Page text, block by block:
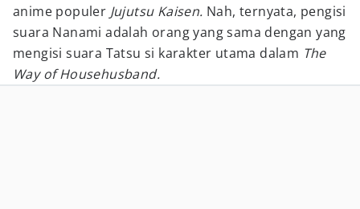
anime populer Jujutsu Kaisen. Nah, ternyata, pengisi
suara Nanami adalah orang yang sama dengan yang
mengisi suara Tatsu si karakter utama dalam The
Way of Househusband.